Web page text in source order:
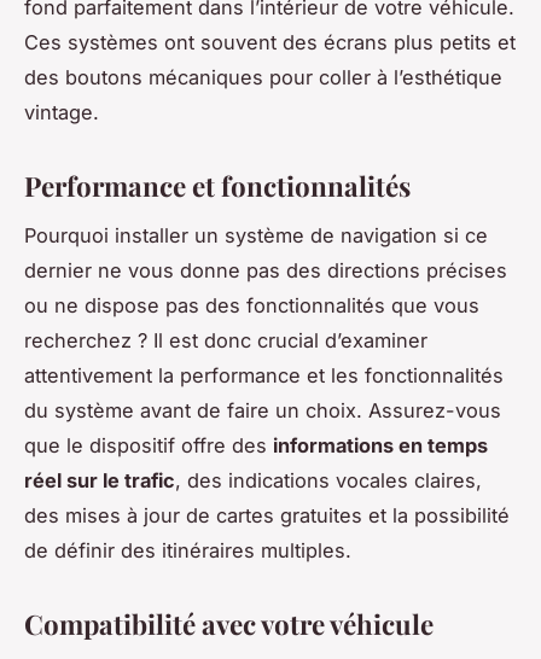
fond parfaitement dans l’intérieur de votre véhicule.
Ces systèmes ont souvent des écrans plus petits et
des boutons mécaniques pour coller à l’esthétique
vintage.
Performance et fonctionnalités
Pourquoi installer un système de navigation si ce
dernier ne vous donne pas des directions précises
ou ne dispose pas des fonctionnalités que vous
recherchez ? Il est donc crucial d’examiner
attentivement la performance et les fonctionnalités
du système avant de faire un choix. Assurez-vous
que le dispositif offre des informations en temps
réel sur le trafic, des indications vocales claires,
des mises à jour de cartes gratuites et la possibilité
de définir des itinéraires multiples.
Compatibilité avec votre véhicule